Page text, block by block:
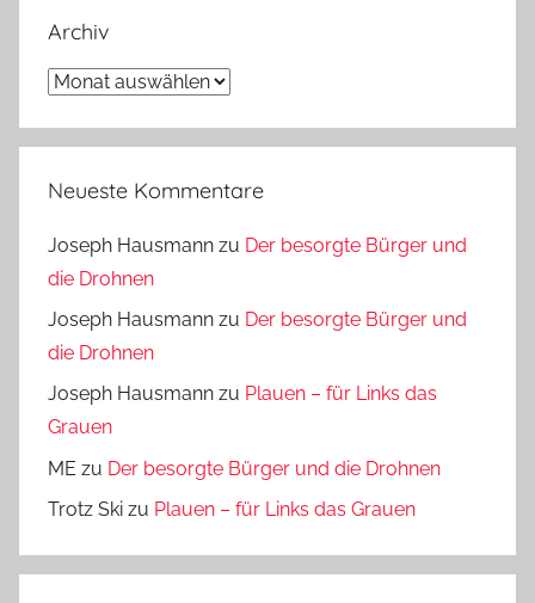
Archiv
Archiv
Neueste Kommentare
Joseph Hausmann zu Der besorgte Bürger und
die Drohnen
Joseph Hausmann zu Der besorgte Bürger und
die Drohnen
Joseph Hausmann zu Plauen – für Links das
Grauen
ME zu Der besorgte Bürger und die Drohnen
Trotz Ski zu Plauen – für Links das Grauen